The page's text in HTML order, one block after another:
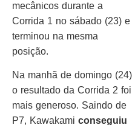
mecânicos durante a
Corrida 1 no sábado (23) e
terminou na mesma
posição.
Na manhã de domingo (24)
o resultado da Corrida 2 foi
mais generoso. Saindo de
P7, Kawakami conseguiu